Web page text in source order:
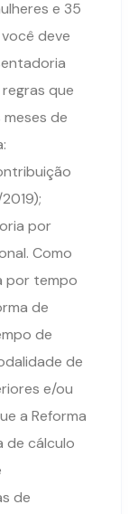
e 35
deve
que
de
por
Como
por tempo
de
de
de
e/ou
a Reforma
de cálculo
de